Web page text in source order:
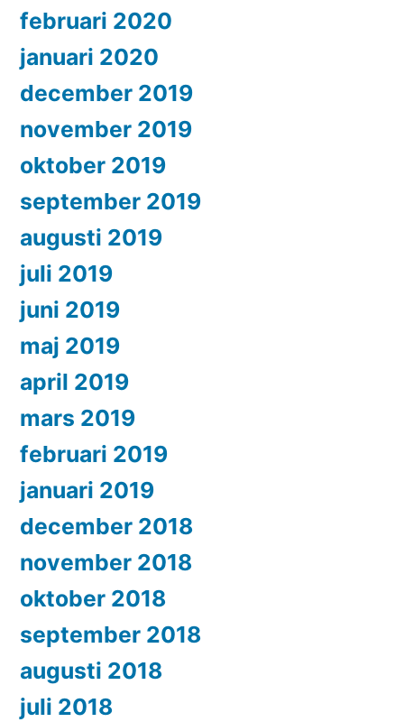
februari 2020
januari 2020
december 2019
november 2019
oktober 2019
september 2019
augusti 2019
juli 2019
juni 2019
maj 2019
april 2019
mars 2019
februari 2019
januari 2019
december 2018
november 2018
oktober 2018
september 2018
augusti 2018
juli 2018